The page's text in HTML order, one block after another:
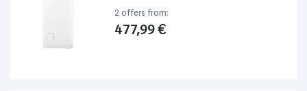
2 offers from:
477,99 €